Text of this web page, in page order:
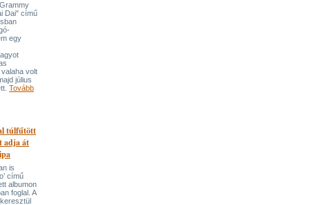
Dai" című
egy
volt
július
Tovább
túlfűtött
adja át
is
című
albumon
foglal. A